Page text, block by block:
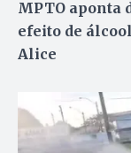
MPTO aponta
efeito de
Alice